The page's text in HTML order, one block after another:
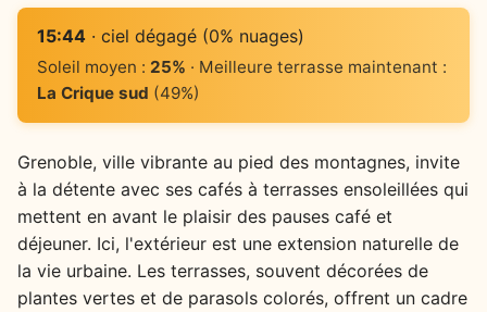
15:44· ciel dégagé (0% nuages)
Soleil moyen : 25% · Meilleure terrasse maintenant :
La Crique sud (49%)
Grenoble, ville vibrante au pied des montagnes, invite
à la détente avec ses cafés à terrasses ensoleillées qui
mettent en avant le plaisir des pauses café et
déjeuner. Ici, l'extérieur est une extension naturelle de
la vie urbaine. Les terrasses, souvent décorées de
plantes vertes et de parasols colorés, offrent un cadre